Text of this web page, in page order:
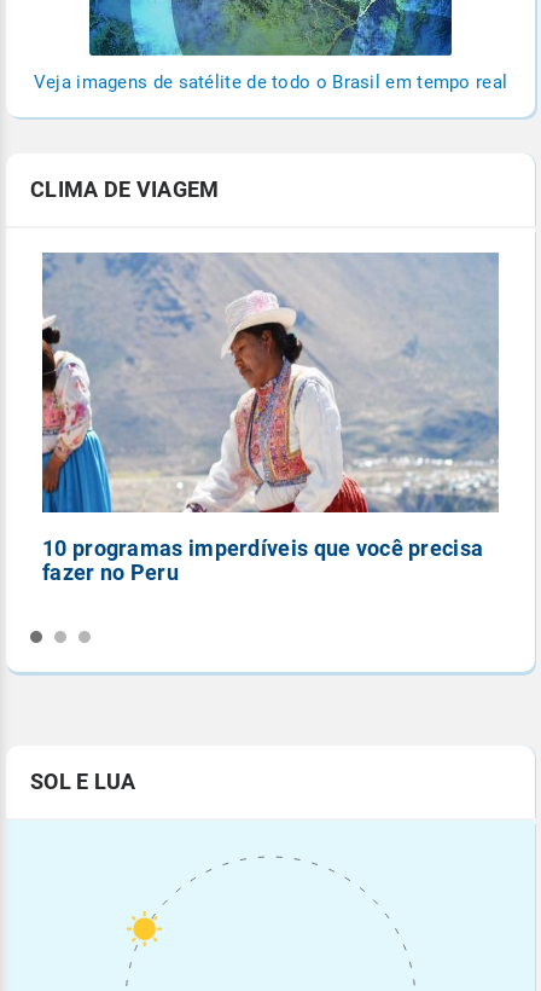
Veja imagens de satélite de todo o Brasil em tempo real
CLIMA DE VIAGEM
10 programas imperdíveis que você precisa
fazer no Peru
SOL E LUA